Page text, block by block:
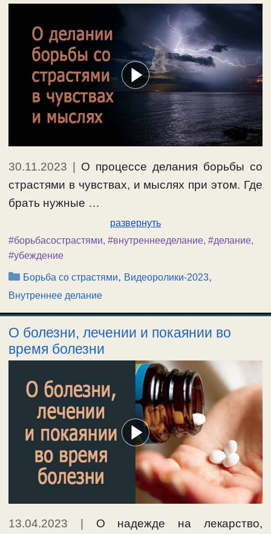
30.11.2023 | О процессе делания борьбы со
страстями в чувствах, и мыслях при этом. Где
брать нужные …
развернуть
#борьбасострастями, #внутреннееделание, #делание,
#убеждение
Рубрики
Борьба со страстями, Видеоролики-2023,
Внутреннее делание
О болезни, лечении и покаянии во
время болезни
13.04.2023
О надежде на лекарство,